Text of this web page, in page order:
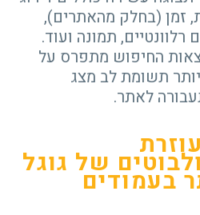
זמן (בחלק מהאתרים),
תמונה ועוד.
החיפוש מתפרס על
תשומת לב מצג
לאתר.
עוזרת
של גוגל
בעמודים